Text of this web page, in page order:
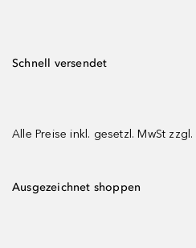
Schnell versendet
Alle Preise inkl. gesetzl. MwSt zzgl.
Ausgezeichnet shoppen